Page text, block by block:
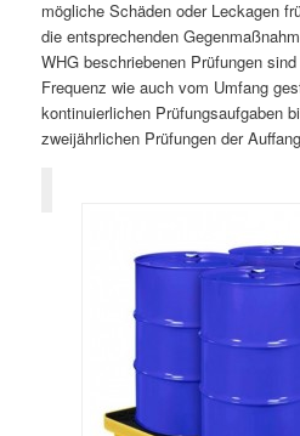
mögliche Schäden oder Leckagen
die entsprechenden
WHG beschriebenen Prüfungen
Frequenz wie auch vom Umfang
kontinuierlichen Prüfungsaufgaben
zweijährlichen Prüfungen der